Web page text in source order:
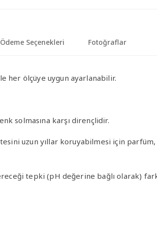
Ödeme Seçenekleri Fotoğraflar
her ölçüye uygun ayarlanabilir.
solmasına karşı dirençlidir.
uzun yıllar koruyabilmesi için
tepki (pH değerine bağlı olarak)